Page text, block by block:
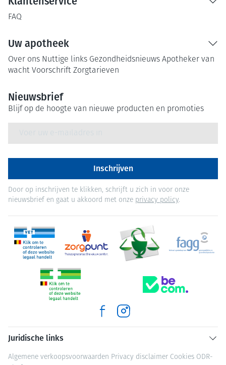
FAQ
Uw apotheek
Over ons Nuttige links Gezondheidsnieuws Apotheker van
wacht Voorschrift Zorgtarieven
Nieuwsbrief
Blijf op de hoogte van nieuwe producten en promoties
Inschrijven
Door op inschrijven te klikken, schrijft u zich in voor onze
nieuwsbrief en gaat u akkoord met onze privacy policy.
Juridische links
Algemene verkoopsvoorwaarden Privacy disclaimer Cookies ODR-